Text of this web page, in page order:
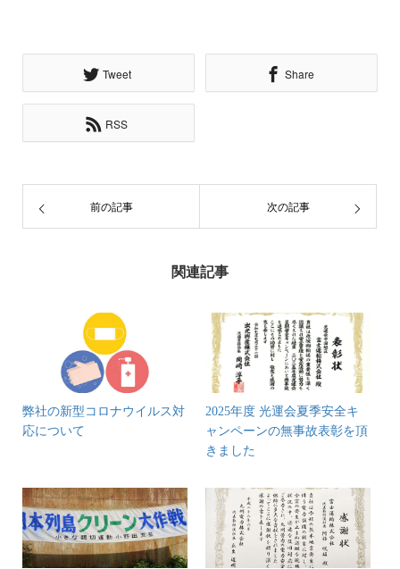
Tweet Share
RSS
前の記事 次の記事
関連記事
弊社の新型コロナウイルス対
応について
2025年度 光運会夏季安全キ
ャンペーンの無事故表彰を頂
きました